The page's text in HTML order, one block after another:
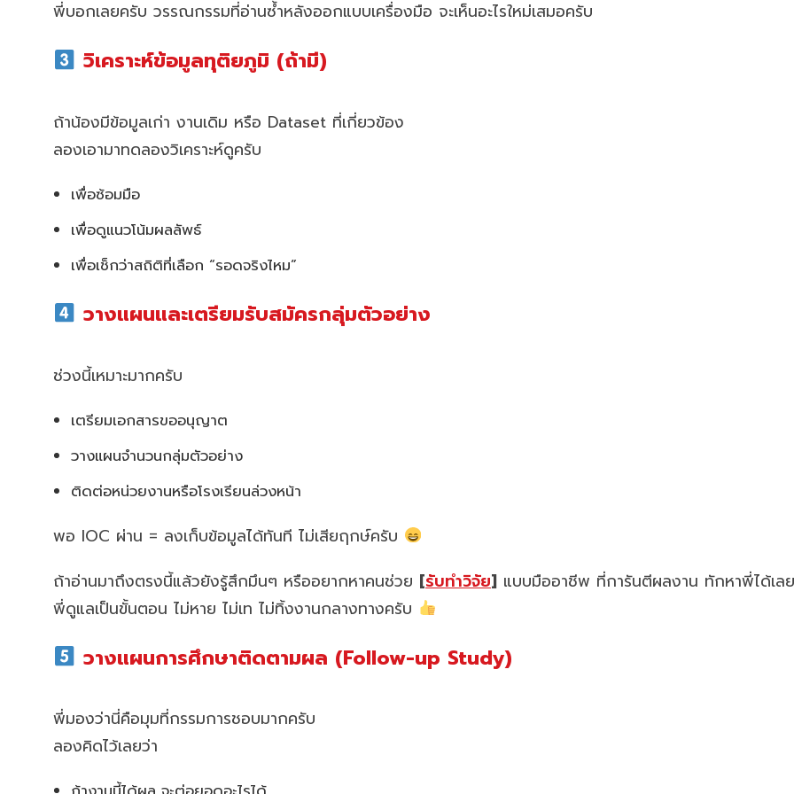
พี่บอกเลยครับ วรรณกรรมที่อ่านซ้ำหลังออกแบบเครื่องมือ จะเห็นอะไรใหม่เสมอครับ
วิเคราะห์ข้อมูลทุติยภูมิ (ถ้ามี)
ถ้าน้องมีข้อมูลเก่า งานเดิม หรือ Dataset ที่เกี่ยวข้อง
ลองเอามาทดลองวิเคราะห์ดูครับ
เพื่อซ้อมมือ
เพื่อดูแนวโน้มผลลัพธ์
เพื่อเช็กว่าสถิติที่เลือก “รอดจริงไหม”
วางแผนและเตรียมรับสมัครกลุ่มตัวอย่าง
ช่วงนี้เหมาะมากครับ
เตรียมเอกสารขออนุญาต
วางแผนจำนวนกลุ่มตัวอย่าง
ติดต่อหน่วยงานหรือโรงเรียนล่วงหน้า
พอ IOC ผ่าน = ลงเก็บข้อมูลได้ทันที ไม่เสียฤกษ์ครับ
ถ้าอ่านมาถึงตรงนี้แล้วยังรู้สึกมึนๆ หรืออยากหาคนช่วย [รับทำวิจัย] แบบมืออาชีพ ที่การันตีผลงาน ทักหาพี่ได้เล
พี่ดูแลเป็นขั้นตอน ไม่หาย ไม่เท ไม่ทิ้งงานกลางทางครับ
วางแผนการศึกษาติดตามผล (Follow-up Study)
พี่มองว่านี่คือมุมที่กรรมการชอบมากครับ
ลองคิดไว้เลยว่า